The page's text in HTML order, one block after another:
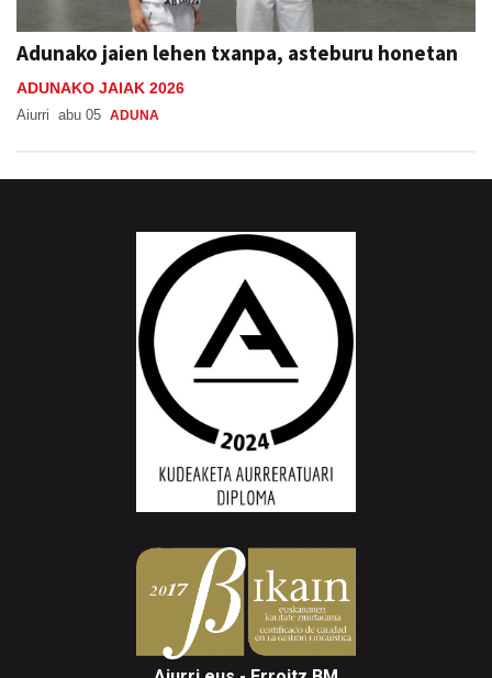
Adunako jaien lehen txanpa, asteburu honetan
ADUNAKO JAIAK 2026
Aiurri abu 05 ADUNA